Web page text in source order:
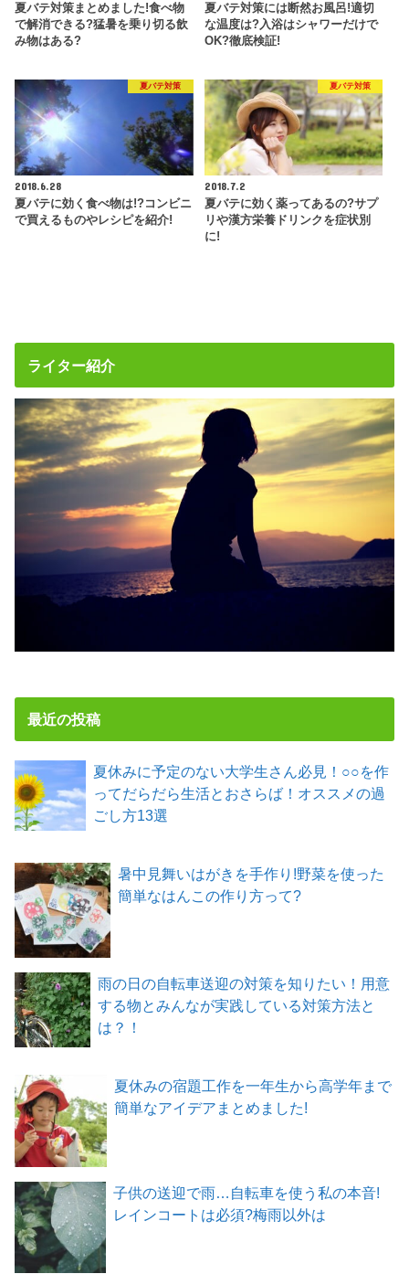
夏バテ対策まとめました!食べ物
で解消できる?猛暑を乗り切る飲
み物はある?
夏バテ対策には断然お風呂!適切
な温度は?入浴はシャワーだけで
OK?徹底検証!
夏バテ対策
2018.6.28
夏バテに効く食べ物は!?コンビニ
で買えるものやレシピを紹介!
夏バテ対策
2018.7.2
夏バテに効く薬ってあるの?サプ
リや漢方栄養ドリンクを症状別
に!
ライター紹介
最近の投稿
夏休みに予定のない大学生さん必見！○○を作
ってだらだら生活とおさらば！オススメの過
ごし方13選
暑中見舞いはがきを手作り!野菜を使った
簡単なはんこの作り方って?
雨の日の自転車送迎の対策を知りたい！用意
する物とみんなが実践している対策方法と
は？！
夏休みの宿題工作を一年生から高学年まで
簡単なアイデアまとめました!
子供の送迎で雨…自転車を使う私の本音!
レインコートは必須?梅雨以外は